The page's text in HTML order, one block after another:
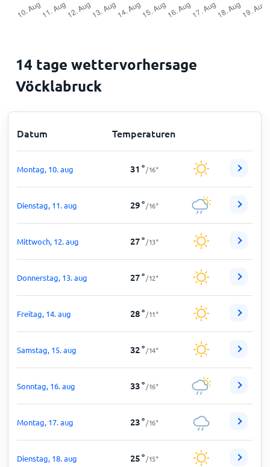
14 tage wettervorhersage
Vöcklabruck
Datum Temperaturen
Montag, 10. aug 31 ° /16°
Dienstag, 11. aug 29° /16°
Mittwoch, 12. aug 27° /13°
Donnerstag, 13. aug 27° /12°
Freitag, 14. aug 28° /11°
Samstag, 15. aug 32° /14°
Sonntag, 16. aug 33° /16°
Montag, 17. aug 23° /16°
Dienstag, 18. aug 25° /15°